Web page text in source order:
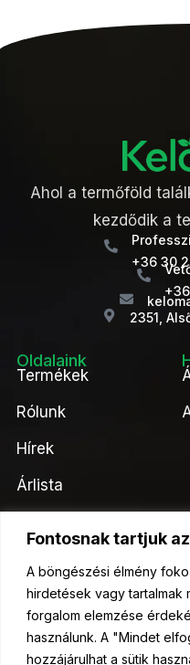
Fontosnak tartjuk
A böngészési élmény
hirdetések vagy tartalmak
forgalom elemzése
használunk. A "Mindet
hozzájárulhat a sütik
Ahol a termőföld
kezdődik a
+36 30
2351,
Oldalaink
Termékek
Rólunk
Hírek
Árlista
Kérjen ajánlatot